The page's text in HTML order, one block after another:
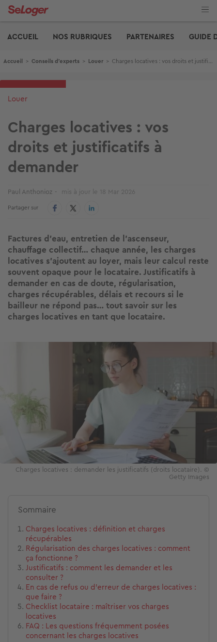
Aller
ACCUEIL
NOS RUBRIQUES PARTENAIRES GUIDE
Fil d'Ariane
Accueil > Conseils d'experts > Louer > Charges locatives : vos droits et justificatifs à demander
Louer
Charges locatives : vos
droits et justificatifs à
demander
Paul Anthonioz mis à jour le 18 Mar 2026
Partager sur
Factures d’eau, entretien de l’ascenseur,
chauffage collectif… chaque année, les charges
locatives s’ajoutent au loyer, mais leur calcul reste
souvent opaque pour le locataire. Justificatifs à
demander en cas de doute, régularisation,
charges récupérables, délais et recours si le
bailleur ne répond pas… tout savoir sur les
charges locatives en tant que locataire.
Charges locatives : demander les justificatifs (droits locataire). ©
Getty Images
Sommaire
Charges locatives : définition et charges
récupérables
Régularisation des charges locatives : comment
ça fonctionne ?
Justificatifs : comment les demander et les
consulter ?
En cas de refus ou d’erreur de charges locatives :
que faire ?
Checklist locataire : maîtriser vos charges
locatives
FAQ : Les questions fréquemment posées
concernant les charges locatives